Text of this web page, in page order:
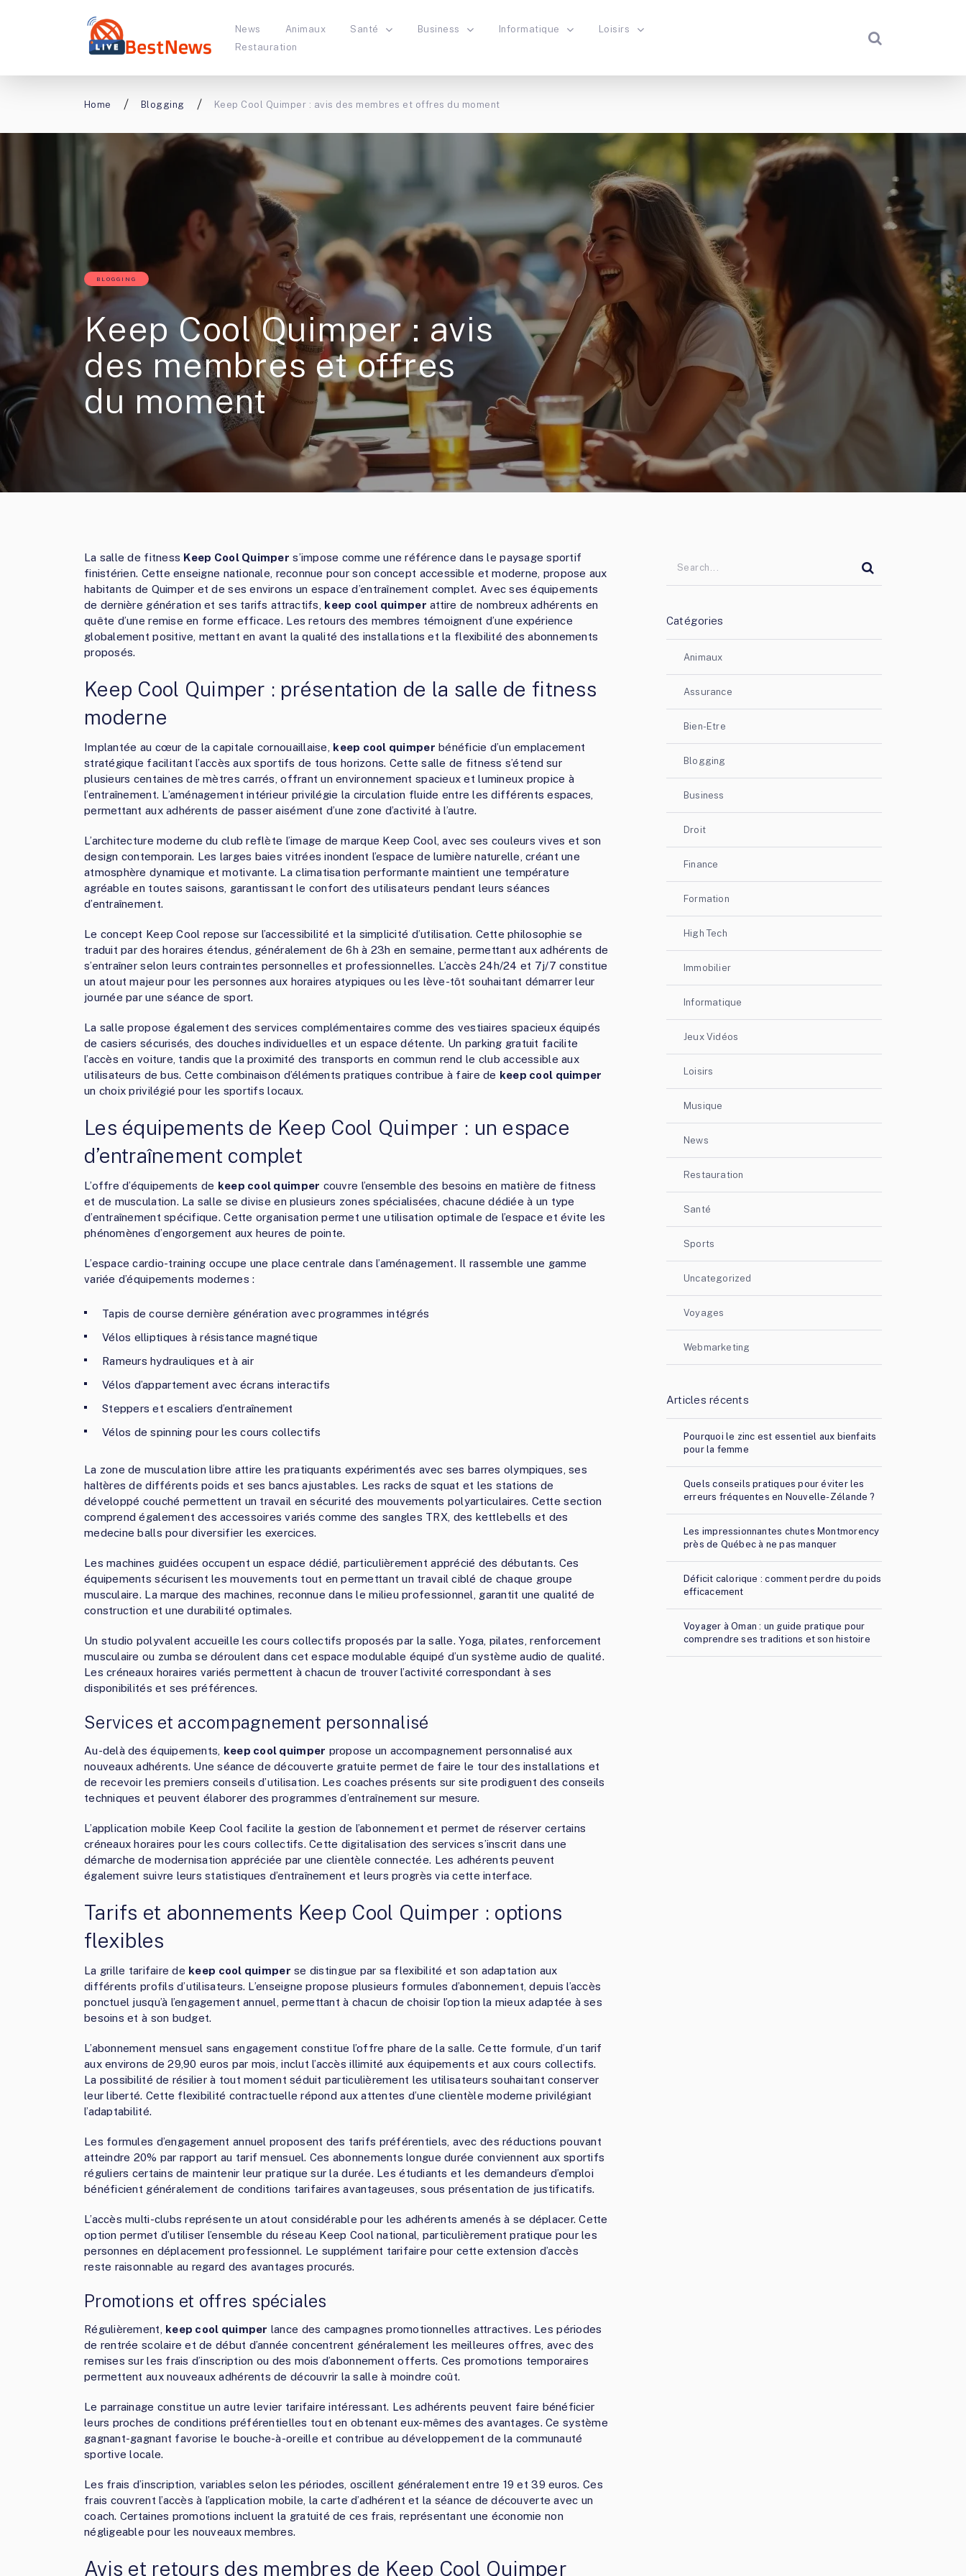
News Animaux Santé Business Informatique
Loisirs
Restauration
Home Blogging Keep Cool Quimper : avis des membres et offres du moment
BLOGGING
Keep Cool Quimper : avis
des membres et offres
du moment
La salle de fitness Keep Cool Quimper s’impose comme une référence dans le paysage sportif
finistérien. Cette enseigne nationale, reconnue pour son concept accessible et moderne, propose aux
habitants de Quimper et de ses environs un espace d’entraînement complet. Avec ses équipements
de dernière génération et ses tarifs attractifs, keep cool quimper attire de nombreux adhérents en
quête d’une remise en forme efficace. Les retours des membres témoignent d’une expérience
globalement positive, mettant en avant la qualité des installations et la flexibilité des abonnements
proposés.
Keep Cool Quimper : présentation de la salle de fitness
moderne
Implantée au cœur de la capitale cornouaillaise, keep cool quimper bénéficie d’un emplacement
stratégique facilitant l’accès aux sportifs de tous horizons. Cette salle de fitness s’étend sur
plusieurs centaines de mètres carrés, offrant un environnement spacieux et lumineux propice à
l’entraînement. L’aménagement intérieur privilégie la circulation fluide entre les différents espaces,
permettant aux adhérents de passer aisément d’une zone d’activité à l’autre.
L’architecture moderne du club reflète l’image de marque Keep Cool, avec ses couleurs vives et son
design contemporain. Les larges baies vitrées inondent l’espace de lumière naturelle, créant une
atmosphère dynamique et motivante. La climatisation performante maintient une température
agréable en toutes saisons, garantissant le confort des utilisateurs pendant leurs séances
d’entraînement.
Le concept Keep Cool repose sur l’accessibilité et la simplicité d’utilisation. Cette philosophie se
traduit par des horaires étendus, généralement de 6h à 23h en semaine, permettant aux adhérents de
s’entraîner selon leurs contraintes personnelles et professionnelles. L’accès 24h/24 et 7j/7 constitue
un atout majeur pour les personnes aux horaires atypiques ou les lève-tôt souhaitant démarrer leur
journée par une séance de sport.
La salle propose également des services complémentaires comme des vestiaires spacieux équipés
de casiers sécurisés, des douches individuelles et un espace détente. Un parking gratuit facilite
l’accès en voiture, tandis que la proximité des transports en commun rend le club accessible aux
utilisateurs de bus. Cette combinaison d’éléments pratiques contribue à faire de keep cool quimper
un choix privilégié pour les sportifs locaux.
Les équipements de Keep Cool Quimper : un espace
d’entraînement complet
L’offre d’équipements de keep cool quimper couvre l’ensemble des besoins en matière de fitness
et de musculation. La salle se divise en plusieurs zones spécialisées, chacune dédiée à un type
d’entraînement spécifique. Cette organisation permet une utilisation optimale de l’espace et évite les
phénomènes d’engorgement aux heures de pointe.
L’espace cardio-training occupe une place centrale dans l’aménagement. Il rassemble une gamme
variée d’équipements modernes :
Tapis de course dernière génération avec programmes intégrés
Vélos elliptiques à résistance magnétique
Rameurs hydrauliques et à air
Vélos d’appartement avec écrans interactifs
Steppers et escaliers d’entraînement
Vélos de spinning pour les cours collectifs
La zone de musculation libre attire les pratiquants expérimentés avec ses barres olympiques, ses
haltères de différents poids et ses bancs ajustables. Les racks de squat et les stations de
développé couché permettent un travail en sécurité des mouvements polyarticulaires. Cette section
comprend également des accessoires variés comme des sangles TRX, des kettlebells et des
medecine balls pour diversifier les exercices.
Les machines guidées occupent un espace dédié, particulièrement apprécié des débutants. Ces
équipements sécurisent les mouvements tout en permettant un travail ciblé de chaque groupe
musculaire. La marque des machines, reconnue dans le milieu professionnel, garantit une qualité de
construction et une durabilité optimales.
Un studio polyvalent accueille les cours collectifs proposés par la salle. Yoga, pilates, renforcement
musculaire ou zumba se déroulent dans cet espace modulable équipé d’un système audio de qualité.
Les créneaux horaires variés permettent à chacun de trouver l’activité correspondant à ses
disponibilités et ses préférences.
Services et accompagnement personnalisé
Au-delà des équipements, keep cool quimper propose un accompagnement personnalisé aux
nouveaux adhérents. Une séance de découverte gratuite permet de faire le tour des installations et
de recevoir les premiers conseils d’utilisation. Les coaches présents sur site prodiguent des conseils
techniques et peuvent élaborer des programmes d’entraînement sur mesure.
L’application mobile Keep Cool facilite la gestion de l’abonnement et permet de réserver certains
créneaux horaires pour les cours collectifs. Cette digitalisation des services s’inscrit dans une
démarche de modernisation appréciée par une clientèle connectée. Les adhérents peuvent
également suivre leurs statistiques d’entraînement et leurs progrès via cette interface.
Tarifs et abonnements Keep Cool Quimper : options
flexibles
La grille tarifaire de keep cool quimper se distingue par sa flexibilité et son adaptation aux
différents profils d’utilisateurs. L’enseigne propose plusieurs formules d’abonnement, depuis l’accès
ponctuel jusqu’à l’engagement annuel, permettant à chacun de choisir l’option la mieux adaptée à ses
besoins et à son budget.
L’abonnement mensuel sans engagement constitue l’offre phare de la salle. Cette formule, d’un tarif
aux environs de 29,90 euros par mois, inclut l’accès illimité aux équipements et aux cours collectifs.
La possibilité de résilier à tout moment séduit particulièrement les utilisateurs souhaitant conserver
leur liberté. Cette flexibilité contractuelle répond aux attentes d’une clientèle moderne privilégiant
l’adaptabilité.
Les formules d’engagement annuel proposent des tarifs préférentiels, avec des réductions pouvant
atteindre 20% par rapport au tarif mensuel. Ces abonnements longue durée conviennent aux sportifs
réguliers certains de maintenir leur pratique sur la durée. Les étudiants et les demandeurs d’emploi
bénéficient généralement de conditions tarifaires avantageuses, sous présentation de justificatifs.
L’accès multi-clubs représente un atout considérable pour les adhérents amenés à se déplacer. Cette
option permet d’utiliser l’ensemble du réseau Keep Cool national, particulièrement pratique pour les
personnes en déplacement professionnel. Le supplément tarifaire pour cette extension d’accès
reste raisonnable au regard des avantages procurés.
Promotions et offres spéciales
Régulièrement, keep cool quimper lance des campagnes promotionnelles attractives. Les périodes
de rentrée scolaire et de début d’année concentrent généralement les meilleures offres, avec des
remises sur les frais d’inscription ou des mois d’abonnement offerts. Ces promotions temporaires
permettent aux nouveaux adhérents de découvrir la salle à moindre coût.
Le parrainage constitue un autre levier tarifaire intéressant. Les adhérents peuvent faire bénéficier
leurs proches de conditions préférentielles tout en obtenant eux-mêmes des avantages. Ce système
gagnant-gagnant favorise le bouche-à-oreille et contribue au développement de la communauté
sportive locale.
Les frais d’inscription, variables selon les périodes, oscillent généralement entre 19 et 39 euros. Ces
frais couvrent l’accès à l’application mobile, la carte d’adhérent et la séance de découverte avec un
coach. Certaines promotions incluent la gratuité de ces frais, représentant une économie non
négligeable pour les nouveaux membres.
Avis et retours des membres de Keep Cool Quimper
Catégories
Animaux
Assurance
Bien-Etre
Blogging
Business
Droit
Finance
Formation
High Tech
Immobilier
Informatique
Jeux Vidéos
Loisirs
Musique
News
Restauration
Santé
Sports
Uncategorized
Voyages
Webmarketing
Articles récents
Pourquoi le zinc est essentiel aux bienfaits
pour la femme
Quels conseils pratiques pour éviter les
erreurs fréquentes en Nouvelle-Zélande ?
Les impressionnantes chutes Montmorency
près de Québec à ne pas manquer
Déficit calorique : comment perdre du poids
efficacement
Voyager à Oman : un guide pratique pour
comprendre ses traditions et son histoire